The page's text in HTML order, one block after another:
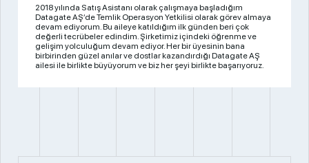
2018 yılında Satış Asistanı olarak çalışmaya başladığım
Datagate AŞ’de Temlik Operasyon Yetkilisi olarak görev almaya
devam ediyorum. Bu aileye katıldığım ilk günden beri çok
değerli tecrübeler edindim. Şirketimiz içindeki öğrenme ve
gelişim yolculuğum devam ediyor. Her bir üyesinin bana
birbirinden güzel anılar ve dostlar kazandırdığı Datagate AŞ
ailesi ile birlikte büyüyorum ve biz her şeyi birlikte başarıyoruz.